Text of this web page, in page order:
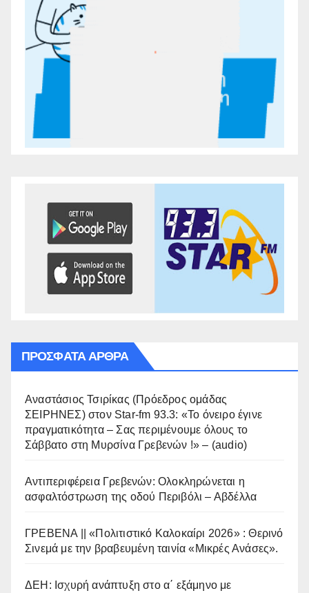
ΠΡΌΣΦΑΤΑ ΆΡΘΡΑ
Αναστάσιος Τσιρίκας (Πρόεδρος ομάδας
ΣΕΙΡΗΝΕΣ) στον Star-fm 93.3: «Το όνειρο έγινε
πραγματικότητα – Σας περιμένουμε όλους το
Σάββατο στη Μυρσίνα Γρεβενών !» – (audio)
Αντιπεριφέρεια Γρεβενών: Ολοκληρώνεται η
ασφαλτόστρωση της οδού Περιβόλι – Αβδέλλα
ΓΡΕΒΕΝΑ || «Πολιτιστικό Καλοκαίρι 2026» : Θερινό
Σινεμά με την βραβευμένη ταινία «Μικρές Ανάσες».
ΔΕΗ: Ισχυρή ανάπτυξη στο α΄ εξάμηνο με